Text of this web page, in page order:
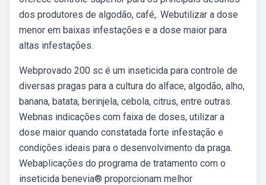
dos produtores de algodão, café,. Webutilizar a dose
menor em baixas infestações e a dose maior para
altas infestações.
Webprovado 200 sc é um inseticida para controle de
diversas pragas para a cultura do alface, algodão, alho,
banana, batata, berinjela, cebola, citrus, entre outras.
Webnas indicações com faixa de doses, utilizar a
dose maior quando constatada forte infestação e
condições ideais para o desenvolvimento da praga.
Webaplicações do programa de tratamento com o
inseticida benevia® proporcionam melhor